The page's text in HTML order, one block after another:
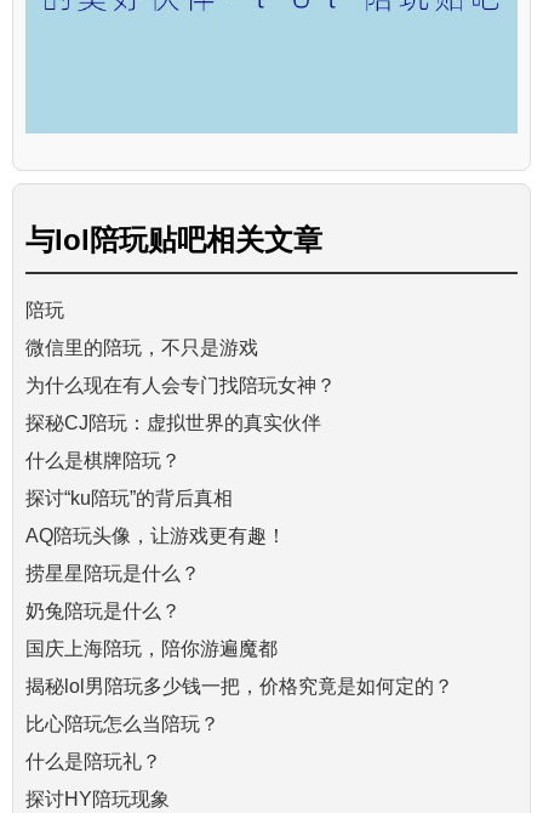
与lol陪玩贴吧相关文章
陪玩
微信里的陪玩，不只是游戏
为什么现在有人会专门找陪玩女神？
探秘CJ陪玩：虚拟世界的真实伙伴
什么是棋牌陪玩？
探讨“ku陪玩”的背后真相
AQ陪玩头像，让游戏更有趣！
捞星星陪玩是什么？
奶兔陪玩是什么？
国庆上海陪玩，陪你游遍魔都
揭秘lol男陪玩多少钱一把，价格究竟是如何定的？
比心陪玩怎么当陪玩？
什么是陪玩礼？
探讨HY陪玩现象